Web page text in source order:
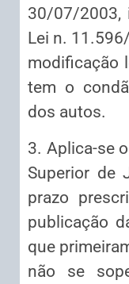
30/07/2003,
Lei n.
modificação
tem o
dos autos.
3. Aplica-se
Superior de
prazo
publicação
que
não se